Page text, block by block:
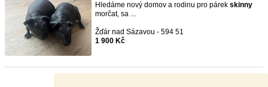
Hledáme nový domov a rodinu pro párek skinny
morčat, sa ...
Žďár nad Sázavou - 594 51
1 900 Kč